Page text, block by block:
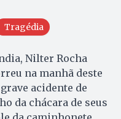
Tragédia
Nilter Rocha
na manhã deste
acidente de
da chácara de seus